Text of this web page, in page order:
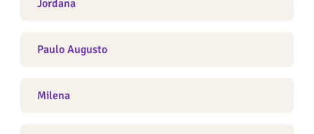
Jordana
Paulo Augusto
Milena